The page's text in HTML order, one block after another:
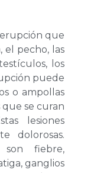
que
el pecho, las
los
puede
o ampollas
se curan
lesiones
dolorosas.
son fiebre,
ganglios